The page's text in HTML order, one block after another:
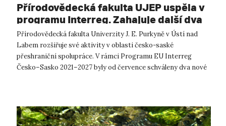
Přírodovědecká fakulta UJEP uspěla v
programu Interreg. Zahajuje další dva
přeshraniční projekty se saskými
partnery
Přírodovědecká fakulta Univerzity J. E. Purkyně v Ústí nad
Labem rozšiřuje své aktivity v oblasti česko-saské
přeshraniční spolupráce. V rámci Programu EU Interreg
Česko–Sasko 2021–2027 byly od července schváleny dva nové